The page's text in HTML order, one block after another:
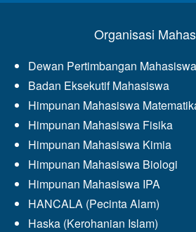
Organisasi
Dewan Pertimbangan Mahasiswa
Badan Eksekutif Mahasiswa
Himpunan Mahasiswa
Himpunan Mahasiswa Fisika
Himpunan Mahasiswa Kimia
Himpunan Mahasiswa Biologi
Himpunan Mahasiswa IPA
HANCALA (Pecinta Alam)
Haska (Kerohanian Islam)